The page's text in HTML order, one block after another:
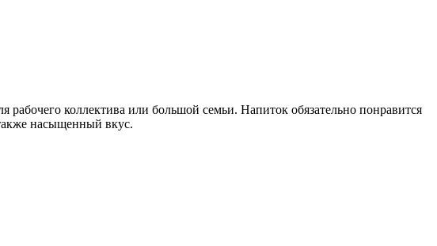
коллектива или большой семьи. Напиток обязательно понравится
насыщенный вкус.